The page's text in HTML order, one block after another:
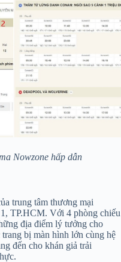
Nowzone hấp dẫn
trung tâm thương mại
TP.HCM. Với 4 phòng chiếu
địa điểm lý tưởng cho
bị màn hình lớn cùng hệ
đến cho khán giả trải